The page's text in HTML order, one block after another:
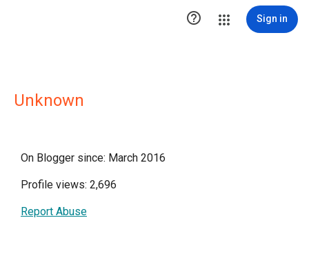
 Sign in
Unknown
On Blogger since: March 2016
Profile views: 2,696
Report Abuse